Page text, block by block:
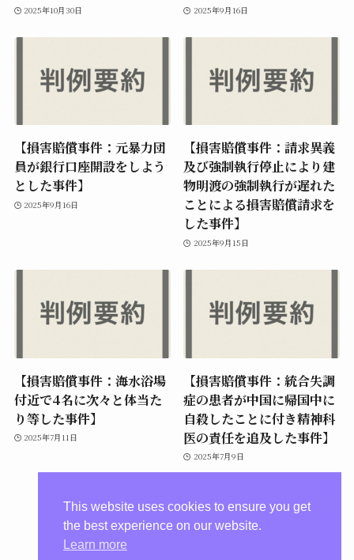
2025年10月30日 2025年9月16日
【損害賠償事件：元暴力団
員が銀行口座開設をしよう
とした事件】
2025年9月16日
【損害賠償事件：請求異義
及び強制執行停止により建
物明渡の強制執行が遅れた
ことによる損害賠償請求を
した事件】
2025年9月15日
【損害賠償事件：海水浴場
付近で4名に次々と体当た
り等した事件】
2025年7月11日
【損害賠償事件：統合失調
症の患者が中国に帰国中に
自殺したことに付き精神科
医の責任を追及した事件】
2025年7月9日
This website uses cookies to ensure you get
the best experience on our website.
Learn more